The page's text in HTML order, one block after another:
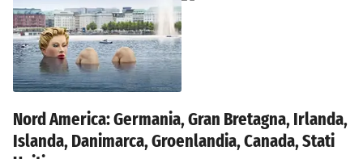
Nord America: Germania, Gran Bretagna, Irlanda,
Islanda, Danimarca, Groenlandia, Canada, Stati